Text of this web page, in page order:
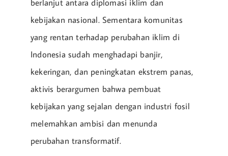
berlanjut antara diplomasi iklim dan
kebijakan nasional. Sementara komunitas
yang rentan terhadap perubahan iklim di
Indonesia sudah menghadapi banjir,
kekeringan, dan peningkatan ekstrem panas,
aktivis berargumen bahwa pembuat
kebijakan yang sejalan dengan industri fosil
melemahkan ambisi dan menunda
perubahan transformatif.